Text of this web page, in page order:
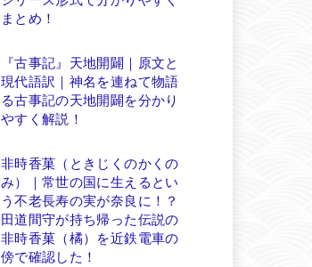
まとめ！
『古事記』天地開闢｜原文と
現代語訳｜神名を連ねて物語
る古事記の天地開闢を分かり
やすく解説！
非時香菓（ときじくのかくの
み）｜常世の国に生えるとい
う不老長寿の実が奈良に！？
田道間守が持ち帰った伝説の
非時香菓（橘）を近鉄電車の
傍で確認した！